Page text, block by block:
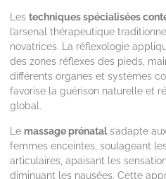
Les techniques spécialisées
l’arsenal thérapeutique
novatrices. La réflexologie
des zones réflexes des pieds,
différents organes et systèmes
favorise la guérison naturelle et
global.
Le massage prénatals’adapte
femmes enceintes, soulageant
articulaires, apaisant les
diminuant les nausées. Cette